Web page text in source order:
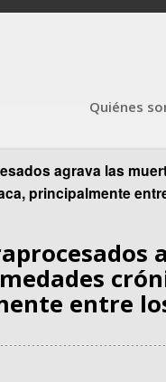
Quiénes
agrava las
principalmente
entre